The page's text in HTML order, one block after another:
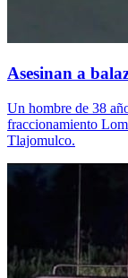
Asesinan a
Un hombre de 38
fraccionamiento
Tlajomulco.